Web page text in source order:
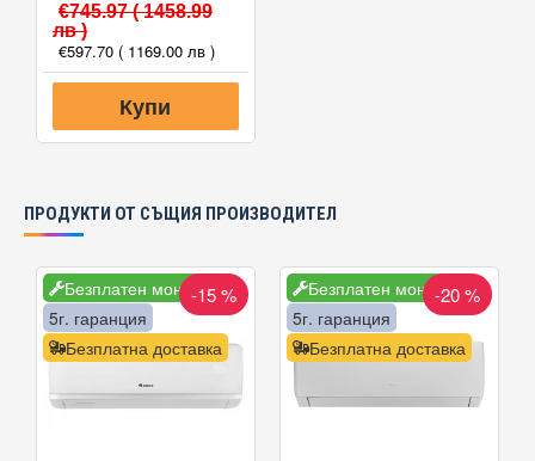
€745.97( 1458.99
лв )
€597.70 ( 1169.00 лв )
Купи
ПРОДУКТИ ОТ СЪЩИЯ ПРОИЗВОДИТЕЛ
Безплатен монтаж
Безплатна доставка
5г. гаранция
-15 % Безплатен монтаж
Безплатна доставка
5г. гаранция
-20 %